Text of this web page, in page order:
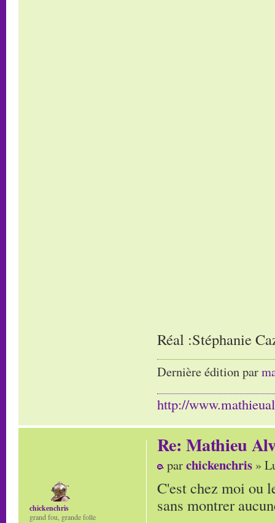
Réal :Stéphanie
Dernière édition par
http://
Re: Mathieu
parchickenchris »
C'est chez moi ou
sans montrer
chickenchris
grand fou, grande folle